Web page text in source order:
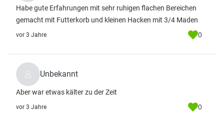
Habe gute Erfahrungen mit sehr ruhigen flachen Bereichen
gemacht mit Futterkorb und kleinen Hacken mit 3/4 Maden
vor 3 Jahre 0
Unbekannt
Aber war etwas kälter zu der Zeit
vor 3 Jahre 0